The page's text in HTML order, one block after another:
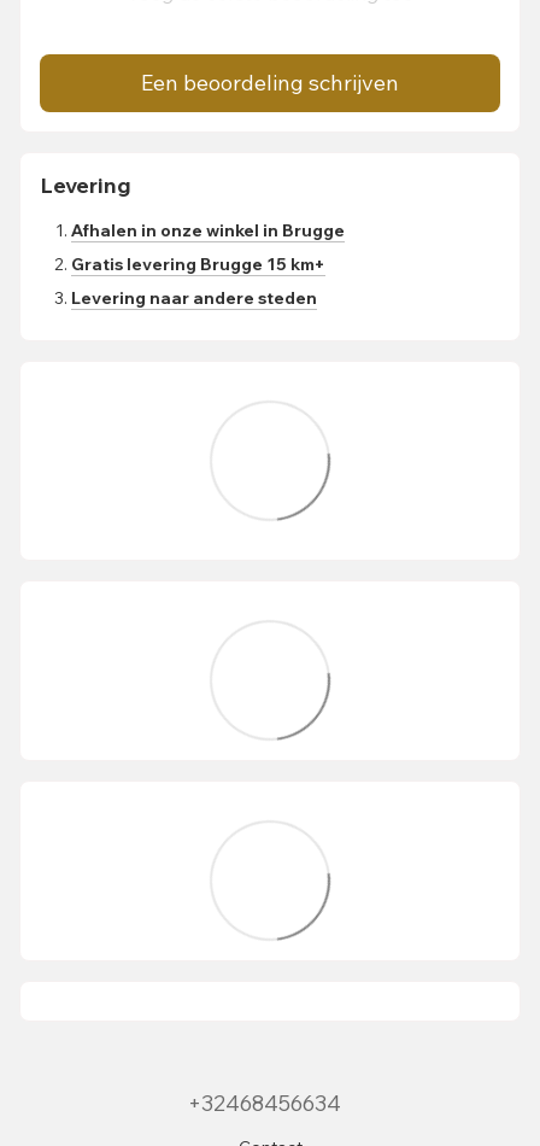
Een beoordeling schrijven
Levering
Afhalen in onze winkel in Brugge
Gratis levering Brugge 15 km+
Levering naar andere steden
+32468456634